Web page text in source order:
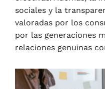
sociales y la
valoradas por los
por las generaciones
relaciones genuinas